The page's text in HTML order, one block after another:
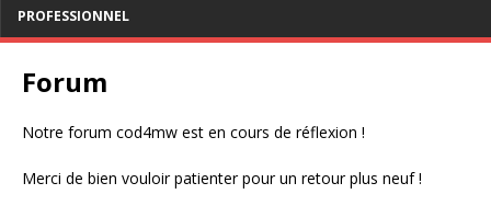
PROFESSIONNEL
Forum
Notre forum cod4mw est en cours de réflexion !
Merci de bien vouloir patienter pour un retour plus neuf !